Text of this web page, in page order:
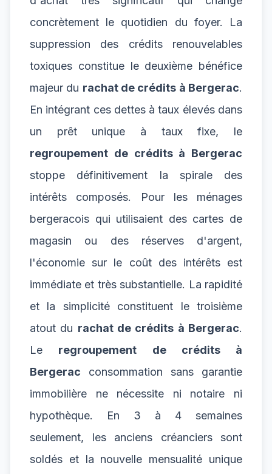
concrètement le quotidien du foyer. La
suppression des crédits renouvelables
toxiques constitue le deuxième bénéfice
majeur du rachat de crédits à Bergerac.
En intégrant ces dettes à taux élevés dans
un prêt unique à taux fixe, le
regroupement de crédits à Bergerac
stoppe définitivement la spirale des
intérêts composés. Pour les ménages
bergeracois qui utilisaient des cartes de
magasin ou des réserves d'argent,
l'économie sur le coût des intérêts est
immédiate et très substantielle. La rapidité
et la simplicité constituent le troisième
atout du rachat de crédits à Bergerac.
Le regroupement de crédits à
Bergerac consommation sans garantie
immobilière ne nécessite ni notaire ni
hypothèque. En 3 à 4 semaines
seulement, les anciens créanciers sont
soldés et la nouvelle mensualité unique